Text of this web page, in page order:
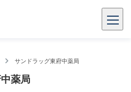
サンドラッグ東府中薬局
薬局